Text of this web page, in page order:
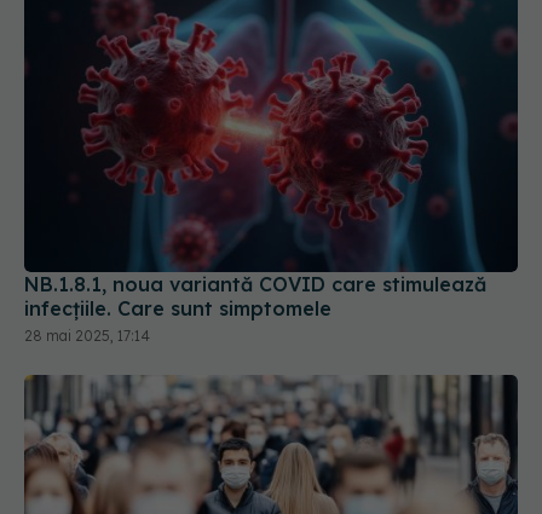
NB.1.8.1, noua variantă COVID care stimulează
infecțiile. Care sunt simptomele